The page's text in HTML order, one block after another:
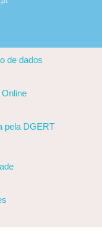
de dados
pela DGERT